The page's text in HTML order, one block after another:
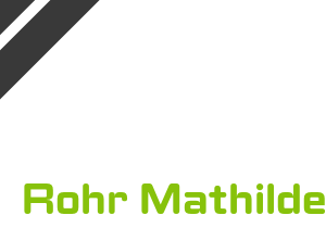
Rohr Mathilde